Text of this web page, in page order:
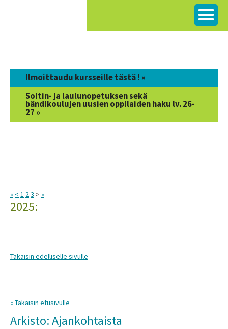
Ilmoittaudu kursseille tästä ! »
Soitin- ja laulunopetuksen sekä
bändikoulujen uusien oppilaiden haku lv. 26-
27 »
« < 1 23 > »
2025:
Takaisin edelliselle sivulle
« Takaisin etusivulle
Arkisto: Ajankohtaista